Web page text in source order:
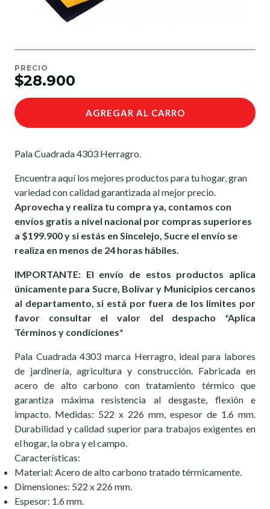
PRECIO
$28.900
AGREGAR AL CARRO
Pala Cuadrada 4303 Herragro.
Encuentra aquí los mejores productos para tu hogar, gran
variedad con calidad garantizada al mejor precio.
Aprovecha y realiza tu compra ya, contamos con
envíos gratis a nivel nacional por compras superiores
a $199.900 y si estás en Sincelejo, Sucre el envío se
realiza en menos de 24 horas hábiles.
IMPORTANTE: El envío de estos productos aplica
únicamente para Sucre, Bolívar y Municipios cercanos
al departamento, si está por fuera de los limites por
favor consultar el valor del despacho *Aplica
Términos y condiciones*
Pala Cuadrada 4303 marca Herragro, ideal para labores
de jardinería, agricultura y construcción. Fabricada en
acero de alto carbono con tratamiento térmico que
garantiza máxima resistencia al desgaste, flexión e
impacto. Medidas: 522 x 226 mm, espesor de 1.6 mm.
Durabilidad y calidad superior para trabajos exigentes en
el hogar, la obra y el campo.
Características:
Material: Acero de alto carbono tratado térmicamente.
Dimensiones: 522 x 226 mm.
Espesor: 1.6 mm.